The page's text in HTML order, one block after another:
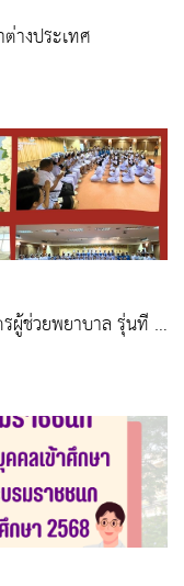
างประเทศ
พยาบาล รุ่นที่ 2